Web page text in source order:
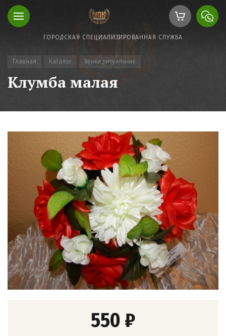
ГОРОДСКАЯ СПЕЦИАЛИЗИРОВАННАЯ СЛУЖБА
Главная Каталог Венки ритуальные
Клумба малая
550 ₽